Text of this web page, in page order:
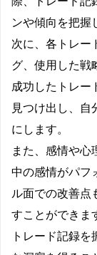
ンや傾向を把握
次に、各トレー
グ、使用した戦
成功したトレー
見つけ出し、自
にします。
また、感情や心
中の感情がパフ
ル面での改善点
すことができま
トレード記録